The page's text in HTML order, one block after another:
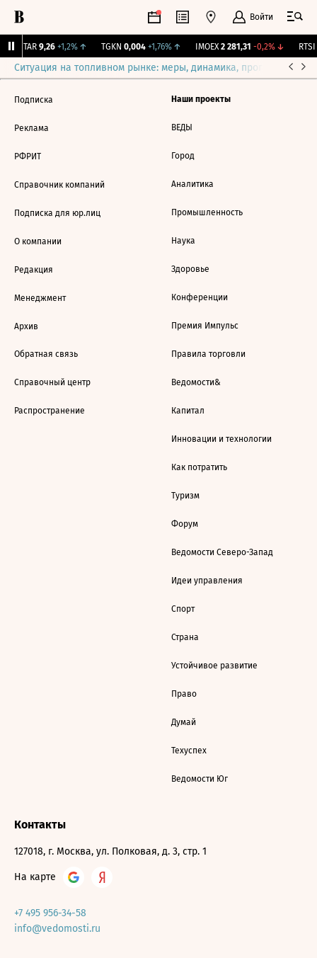
Войти
UTAR 9,26 +1,2%↑ TGKN 0,004 +1,76%↑ IMOEX 2 281,31 -0,2%↓ RTSI
Ситуация на топливном рынке: меры, динамика, прогнозы
Подписка
Реклама
РФРИТ
Справочник компаний
Подписка для юр.лиц
О компании
Редакция
Менеджмент
Архив
Обратная связь
Справочный центр
Распространение
Наши проекты
ВЕДЫ
Город
Аналитика
Промышленность
Наука
Здоровье
Конференции
Премия Импульс
Правила торговли
Ведомости&
Капитал
Инновации и технологии
Как потратить
Туризм
Форум
Ведомости Северо-Запад
Идеи управления
Спорт
Страна
Устойчивое развитие
Право
Думай
Техуспех
Ведомости Юг
Контакты
127018, г. Москва, ул. Полковая, д. 3, стр. 1
На карте
+7 495 956-34-58
info@vedomosti.ru